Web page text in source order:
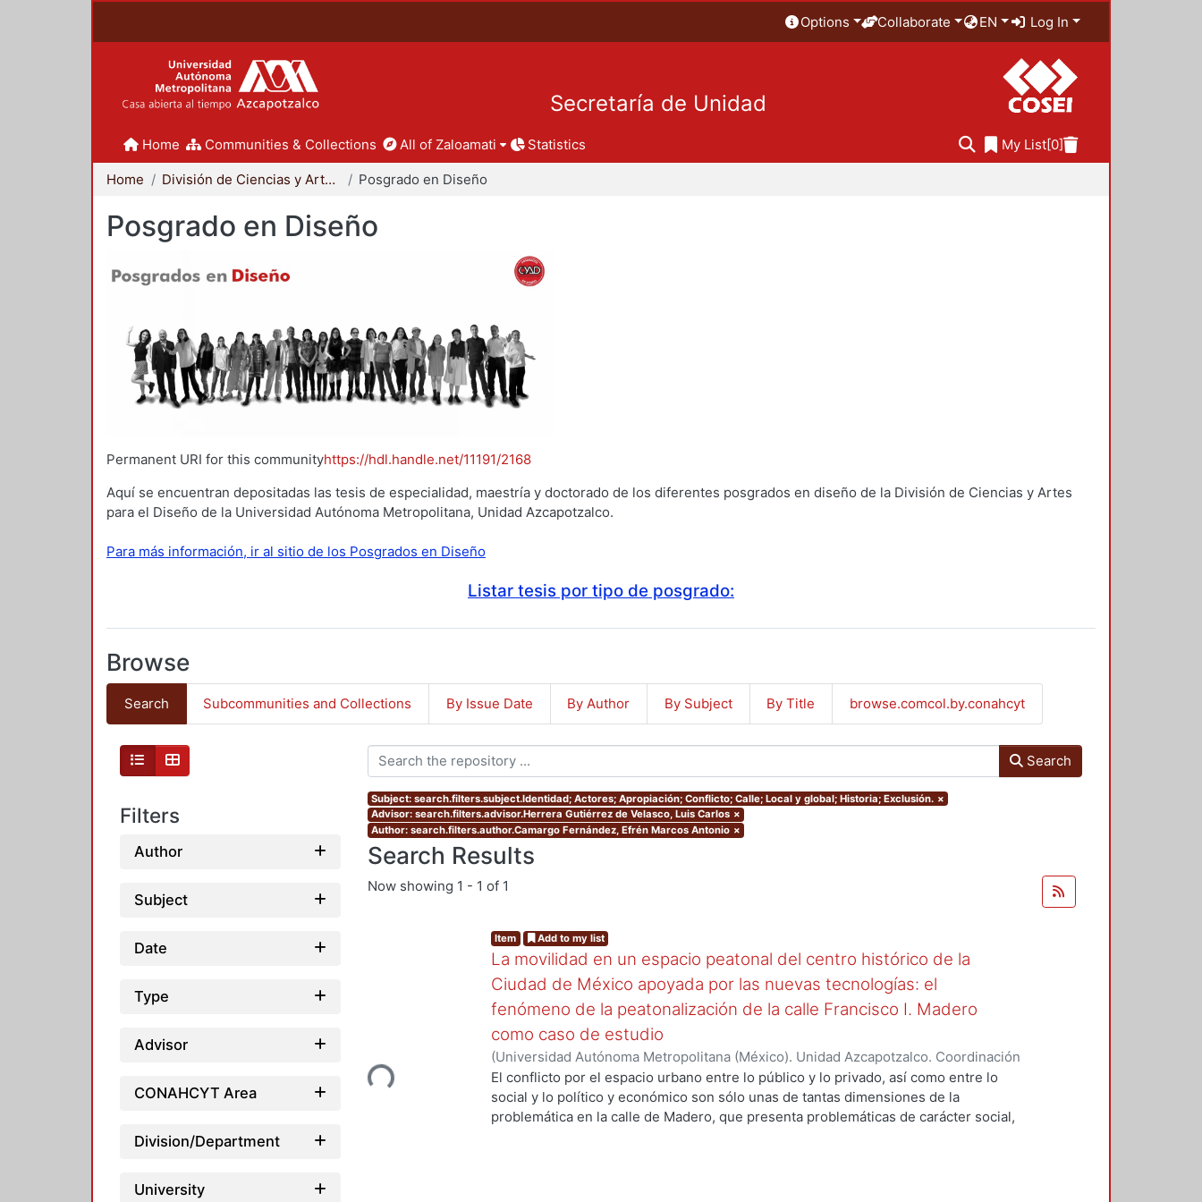
Options Collaborate EN Log In
Secretaría de Unidad
Home Communities & Collections All of Zaloamati Statistics My List[0]
Home División de Ciencias y Artes para el Diseño Posgrado en Diseño
Posgrado en Diseño
Permanent URI for this communityhttps://hdl.handle.net/11191/2168
Aquí se encuentran depositadas las tesis de especialidad, maestría y doctorado de los diferentes posgrados en diseño de la División de Ciencias y Artes
para el Diseño de la Universidad Autónoma Metropolitana, Unidad Azcapotzalco.
Para más información, ir al sitio de los Posgrados en Diseño
Listar tesis por tipo de posgrado:
Browse
Search Subcommunities and Collections By Issue Date By Author By Subject By Title browse.comcol.by.conahcyt
Filters
Author
Subject
Date
Type
Advisor
CONAHCYT Area
Division/Department
University
Search
Subject: search.filters.subject.Identidad; Actores; Apropiación; Conflicto; Calle; Local y global; Historia; Exclusión. ×
Advisor: search.filters.advisor.Herrera Gutiérrez de Velasco, Luis Carlos ×
Author: search.filters.author.Camargo Fernández, Efrén Marcos Antonio ×
Search Results
Now showing 1 - 1 of 1
Loading...
Item Add to my list
La movilidad en un espacio peatonal del centro histórico de la
Ciudad de México apoyada por las nuevas tecnologías: el
fenómeno de la peatonalización de la calle Francisco I. Madero
como caso de estudio
(Universidad Autónoma Metropolitana (México). Unidad Azcapotzalco. Coordinación
de Servicios de Información.,2015-09) Camargo Fernández, Efrén Marcos Antonio
El conflicto por el espacio urbano entre lo público y lo privado, así como entre lo
social y lo político y económico son sólo unas de tantas dimensiones de la
problemática en la calle de Madero, que presenta problemáticas de carácter social,